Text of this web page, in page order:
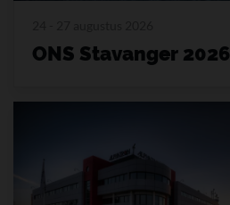
ONS Stavanger 2026